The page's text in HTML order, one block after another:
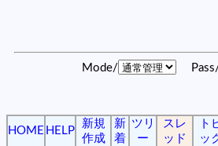
Mode/
HOME HELP
新規
作成
新
着
ツリ
ー
スレ
ッド
ト
ッ